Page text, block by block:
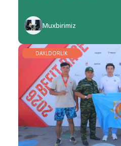
Muxbirimiz
DAXLDORLIK